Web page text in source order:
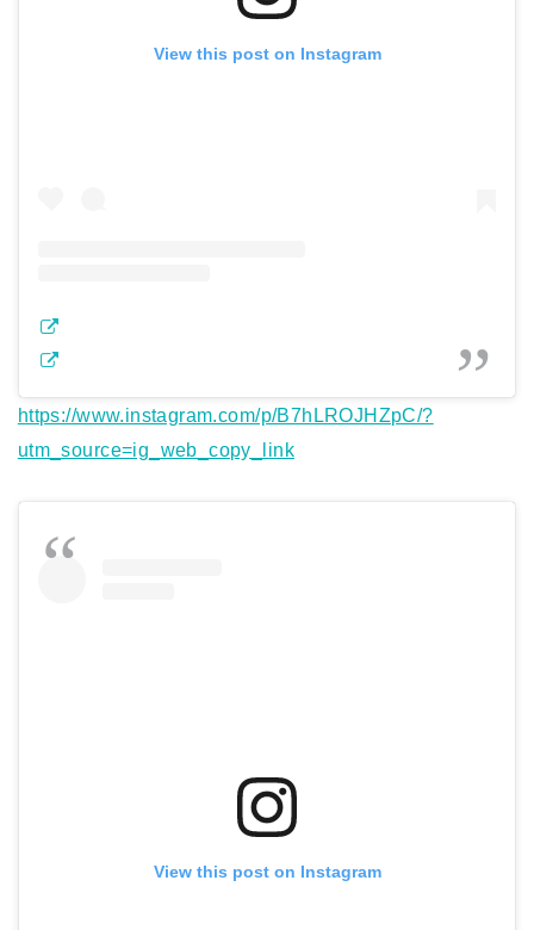
View this post on Instagram
https://www.instagram.com/p/B7hLROJHZpC/?
utm_source=ig_web_copy_link
View this post on Instagram